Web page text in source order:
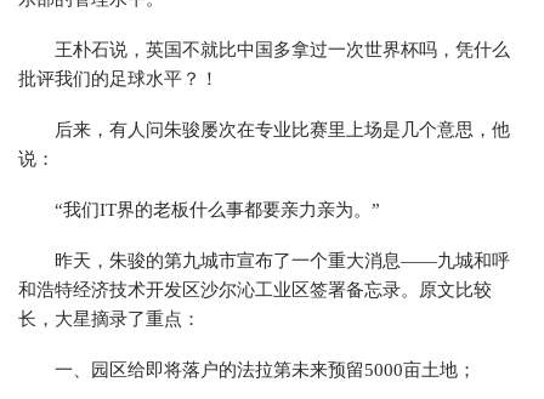
王朴石说，英国不就比中国多拿过一次世界杯吗，凭什么
批评我们的足球水平？！
后来，有人问朱骏屡次在专业比赛里上场是几个意思，他
说：
“我们IT界的老板什么事都要亲力亲为。”
昨天，朱骏的第九城市宣布了一个重大消息——九城和呼
和浩特经济技术开发区沙尔沁工业区签署备忘录。原文比较
长，大星摘录了重点：
一、园区给即将落户的法拉第未来预留5000亩土地；